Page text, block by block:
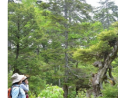
行きたいリスト